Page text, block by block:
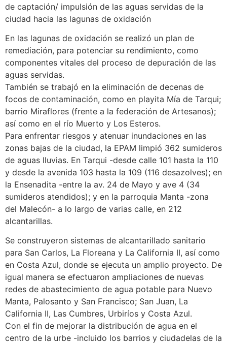
de captación/ impulsión de las aguas servidas de la
ciudad hacia las lagunas de oxidación
En las lagunas de oxidación se realizó un plan de
remediación, para potenciar su rendimiento, como
componentes vitales del proceso de depuración de las
aguas servidas.
También se trabajó en la eliminación de decenas de
focos de contaminación, como en playita Mía de Tarqui;
barrio Miraflores (frente a la federación de Artesanos);
así como en el río Muerto y Los Esteros.
Para enfrentar riesgos y atenuar inundaciones en las
zonas bajas de la ciudad, la EPAM limpió 362 sumideros
de aguas lluvias. En Tarqui -desde calle 101 hasta la 110
y desde la avenida 103 hasta la 109 (116 desazolves); en
la Ensenadita -entre la av. 24 de Mayo y ave 4 (34
sumideros atendidos); y en la parroquia Manta -zona
del Malecón- a lo largo de varias calle, en 212
alcantarillas.
Se construyeron sistemas de alcantarillado sanitario
para San Carlos, La Floreana y La California II, así como
en Costa Azul, donde se ejecuta un amplio proyecto. De
igual manera se efectuaron ampliaciones de nuevas
redes de abastecimiento de agua potable para Nuevo
Manta, Palosanto y San Francisco; San Juan, La
California II, Las Cumbres, Urbiríos y Costa Azul.
Con el fin de mejorar la distribución de agua en el
centro de la urbe -incluido los barrios y ciudadelas de la